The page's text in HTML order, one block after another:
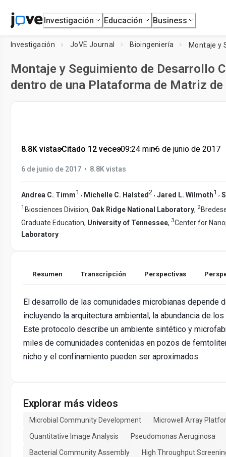
Investigación Educación Business
Investigación JoVE Journal Bioingeniería
Montaje y Seguimiento de Desarrollo
dentro de una Plataforma de Matriz
8.8K vistas•Citado 12 veces•09:24 min•6 de junio de 2017
6 de junio de 2017 • 8.8K vistas
Andrea C. Timm1 , Michelle C. Halsted 2 , Jared L. Wilmoth1 ,
1 Biosciences Division, Oak Ridge National Laboratory, 2
Graduate Education, University of Tennessee, 3Center for
Laboratory
Resumen Transcripción Perspectivas
El desarrollo de las comunidades microbianas depende
incluyendo la arquitectura ambiental, la abundancia de
Este protocolo describe un ambiente sintético y
miles de comunidades contenidas en pozos de
nicho y el confinamiento pueden ser aproximados.
Explorar más videos
Microbial Community Development
Microwell Array
Quantitative Image Analysis
Pseudomonas Aeruginosa
Bacterial Community Assembly
High Throughput